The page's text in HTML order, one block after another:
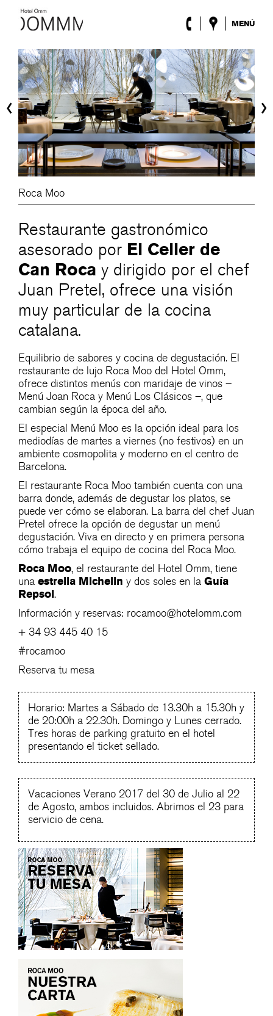
MENÚ
El Hotel
Habitaciones
Roca Barcelona
Spa
Terraza
Lobby & Club
Eventos
Promociones
Blog
ENG ESP
‹ ›
Roca Moo
Restaurante gastronómico
asesorado por El Celler de
Can Roca y dirigido por el chef
Juan Pretel, ofrece una visión
muy particular de la cocina
catalana.
Equilibrio de sabores y cocina de degustación. El
restaurante de lujo Roca Moo del Hotel Omm,
ofrece distintos menús con maridaje de vinos –
Menú Joan Roca y Menú Los Clásicos –, que
cambian según la época del año.
El especial Menú Moo es la opción ideal para los
mediodías de martes a viernes (no festivos) en un
ambiente cosmopolita y moderno en el centro de
Barcelona.
El restaurante Roca Moo también cuenta con una
barra donde, además de degustar los platos, se
puede ver cómo se elaboran. La barra del chef Juan
Pretel ofrece la opción de degustar un menú
degustación. Viva en directo y en primera persona
cómo trabaja el equipo de cocina del Roca Moo.
Roca Moo, el restaurante del Hotel Omm, tiene
una estrella Michelin y dos soles en la Guía
Repsol.
Información y reservas: rocamoo@hotelomm.com
+ 34 93 445 40 15
#rocamoo
Reserva tu mesa
Horario: Martes a Sábado de 13.30h a 15.30h y
de 20:00h a 22.30h. Domingo y Lunes cerrado.
Tres horas de parking gratuito en el hotel
presentando el ticket sellado.
Vacaciones Verano 2017 del 30 de Julio al 22
de Agosto, ambos incluidos. Abrimos el 23 para
servicio de cena.